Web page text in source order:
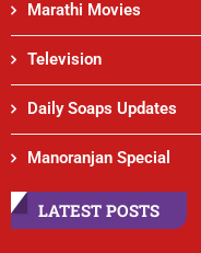
Marathi Movies
Television
Daily Soaps Updates
Manoranjan Special
LATEST POSTS